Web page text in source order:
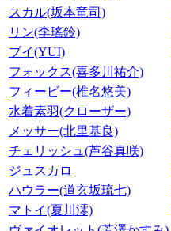
スカル(坂本竜司)
リン(李瑤鈴)
ブイ(YUI)
フォックス(喜多川祐介)
フィービー(椎名悠美)
水着素羽(クローザー)
メッサー(北里基良)
チェリッシュ(芦谷真咲)
ジュスカロ
ハウラー(道玄坂琉七)
マトイ(夏川澪)